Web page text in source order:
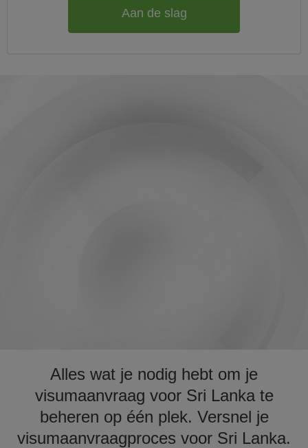
Aan de slag
Alles wat je nodig hebt om je
visumaanvraag voor Sri Lanka te
beheren op één plek. Versnel je
visumaanvraagproces voor Sri Lanka.